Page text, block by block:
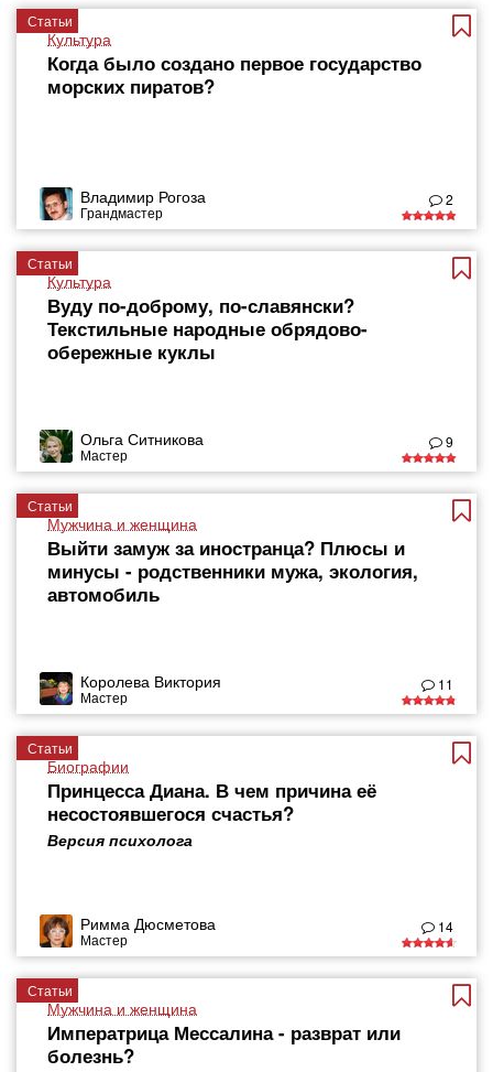
Статьи
Культура
Когда было создано первое государство
морских пиратов?
Владимир Рогоза
Грандмастер
2
Статьи
Культура
Вуду по-доброму, по-славянски?
Текстильные народные обрядово-
обережные куклы
Ольга Ситникова
Мастер
9
Статьи
Мужчина и женщина
Выйти замуж за иностранца? Плюсы и
минусы - родственники мужа, экология,
автомобиль
Королева Виктория
Мастер
11
Статьи
Биографии
Принцесса Диана. В чем причина её
несостоявшегося счастья?
Версия психолога
Римма Дюсметова
Мастер
14
Статьи
Мужчина и женщина
Императрица Мессалина - разврат или
болезнь?